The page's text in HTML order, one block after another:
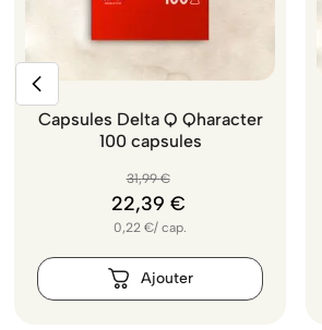
Capsules Delta Q Qharacter
100 capsules
31,99 €
22,39 €
0,22 €/cap.